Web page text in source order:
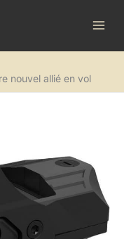
nouvel allié en vol